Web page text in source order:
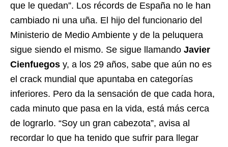
que le quedan”. Los récords de España no le han
cambiado ni una uña. El hijo del funcionario del
Ministerio de Medio Ambiente y de la peluquera
sigue siendo el mismo. Se sigue llamando Javier
Cienfuegos y, a los 29 años, sabe que aún no es
el crack mundial que apuntaba en categorías
inferiores. Pero da la sensación de que cada hora,
cada minuto que pasa en la vida, está más cerca
de lograrlo. “Soy un gran cabezota”, avisa al
recordar lo que ha tenido que sufrir para llegar